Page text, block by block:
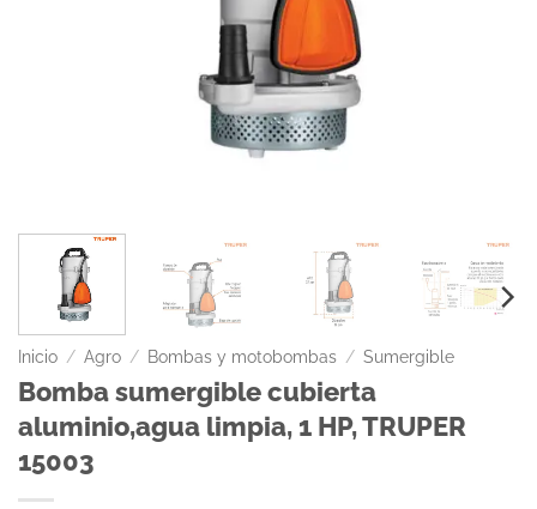
Inicio / Agro / Bombas y motobombas / Sumergible
Bomba sumergible cubierta
aluminio,agua limpia, 1 HP, TRUPER
15003